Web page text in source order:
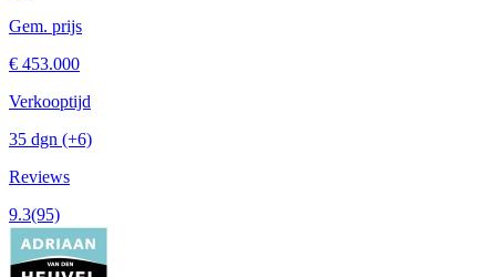
Gem. prijs
€ 453.000
Verkooptijd
35 dgn (+6)
Reviews
9.3(95)